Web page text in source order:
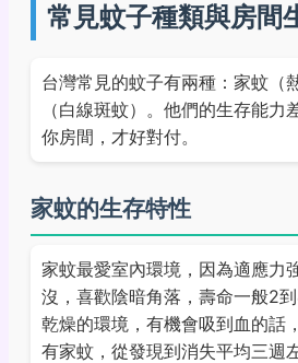
常見蚊子種類與房間
台灣常見的蚊子有兩種：家蚊（
（白線斑蚊）。他們的生存能力
你房間，才好對付。
家蚊的生存特性
家蚊最愛室內環境，因為適應力
沒，喜歡陰暗角落，壽命一般2
乾燥的環境，有機會吸到血的話
有家蚊，從發現到消失平均三週左